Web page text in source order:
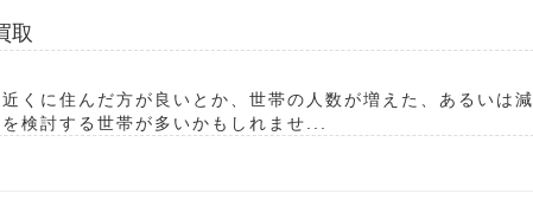
取
くに住んだ方が良いとか、世帯の人数が増えた、あるいは減
検討する世帯が多いかもしれませ...